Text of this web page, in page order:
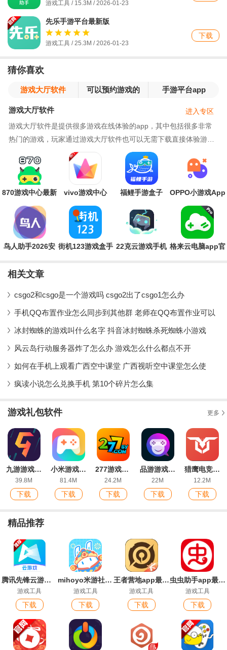
游戏工具 / 15.3M / 2026-01-23
先乐手游平台最新版
游戏工具 / 25.3M / 2026-01-23
下载
猜你喜欢
游戏大厅软件
可以预约游戏的
手游平台app
游戏大厅软件
游戏大厅软件是提供很多游戏在线体验的app，其中包括很多非常
热门的游戏，玩家通过游戏大厅软件也可以无需下载直接体验游
戏，因此对一些不想下载游戏的用户来说是很好的选择
进入专区
870游戏中心最新
vivo游戏中心
2026
福鲤手游盒子
OPPO小游戏App
鸟人助手2026安 街机123游戏盒手 22克云游戏手机 格来云电脑app官
相关文章
csgo2和csgo是一个游戏吗 csgo2出了csgo1怎么办
手机QQ布置作业怎么同步到其他群 老师在QQ布置作业可以
冰封蜘蛛的游戏叫什么名字 抖音冰封蜘蛛杀死蜘蛛小游戏
风云岛行动服务器炸了怎么办 游戏怎么什么都点不开
如何在手机上观看广西空中课堂 广西视听空中课堂怎么使
疯读小说怎么兑换手机 第10个碎片怎么集
游戏礼包软件 更多
九游游戏中心手机版
39.8M
下载
小米游戏中心官方版
81.4M
下载
277游戏盒子安卓版
24.2M
下载
品游游戏资讯app最新版
22M
下载
猎鹰电竞app电竞社区
12.2M
下载
精品推荐
腾讯先锋云游戏app官方版(原腾讯先游)
游戏工具
下载
mihoyo米游社手机版
游戏工具
下载
王者营地app最新版
游戏工具
下载
虫虫助手app最新版
游戏工具
下载